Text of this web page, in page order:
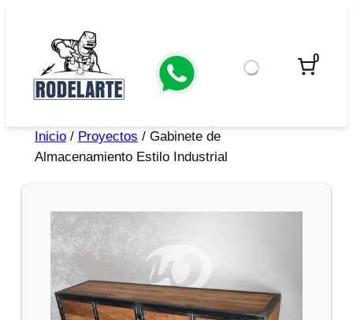
0
Inicio/ Proyectos / Gabinete de
Almacenamiento Estilo Industrial